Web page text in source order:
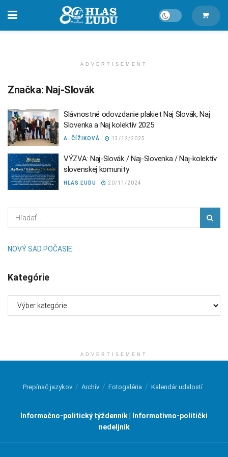
ADVERTISEMENT
Značka: Naj-Slovák
Slávnostné odovzdanie plakiet Naj Slovák, Naj
Slovenka a Naj kolektív 2025
A. ČÍŽIKOVÁ 13/12/2025
VÝZVA: Naj-Slovák / Naj-Slovenka / Naj-kolektív
slovenskej komunity
HLAS ĽUDU 20/11/2024
NOVÝ SAD POČASIE
Kategórie
ADVERTISEMENT
Prepínač jazykov Archív Fotogaléria Kalendár udalostí
Informačno-politický týždenník | Informativno-politički
nedeljnik